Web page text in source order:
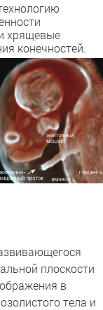
хрящевые
конечностей.
плоскости
в
тела и